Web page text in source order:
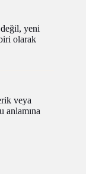
yeni
olarak
veya
anlamına